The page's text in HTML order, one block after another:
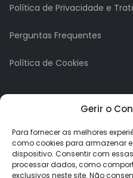
Gerir o
Para fornecer as melhores
como cookies para armazenar
dispositivo. Consentir com
processar dados, como
exclusivos neste site. Não
Política de Privacidade e
Perguntas Frequentes
Política de Cookies
A minha conta
A Minha Conta
Histórico de Pedidos